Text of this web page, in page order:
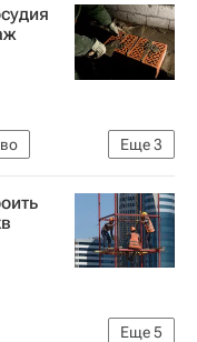
Еще3
Еще5